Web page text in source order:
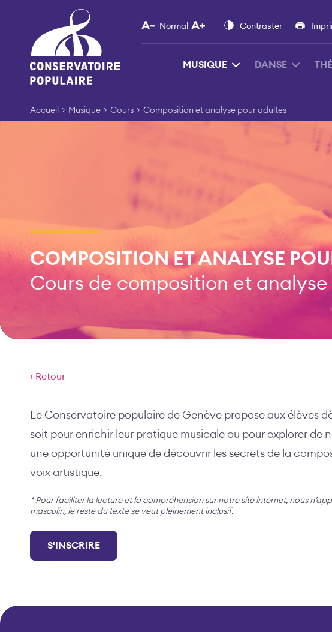
MUSIQUE DANSE
Normal Contraster
Accueil > Musique > Cours > Composition et analyse pour adultes
COMPOSITION ET ANALYSE
Cours de composition et
‹ Retour
Le Conservatoire populaire de Genève propose aux élèves
soit pour enrichir leur pratique musicale ou pour explorer de
une opportunité unique de découvrir les secrets de la
voix artistique.
* Pour faciliter la lecture et la compréhension sur notre site internet, nous
masculin, le reste du texte se veut pleinement inclusif.
S'INSCRIRE